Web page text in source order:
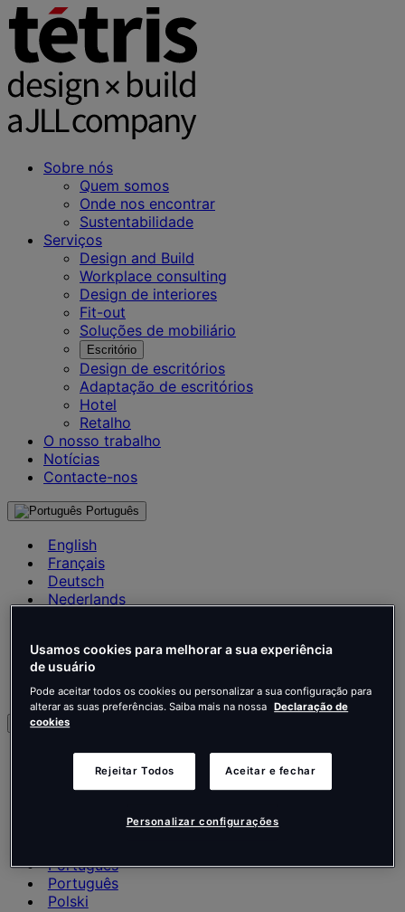
Sobre nós
Quem somos
Onde nos encontrar
Sustentabilidade
Serviços
Design and Build
Workplace consulting
Design de interiores
Fit-out
Soluções de mobiliário
Escritório
Design de escritórios
Adaptação de escritórios
Hotel
Retalho
O nosso trabalho
Notícias
Contacte-nos
Português
English
Français
Deutsch
Nederlands
Português
Português
Polski
English
Français
Deutsch
Português
Português
Polski
Usamos cookies para melhorar a sua experiência
de usuário
Pode aceitar todos os cookies ou personalizar a sua configuração para
alterar as suas preferências. Saiba mais na nossa Declaração de
cookies
Rejeitar Todos Aceitar e fechar
Personalizar configurações